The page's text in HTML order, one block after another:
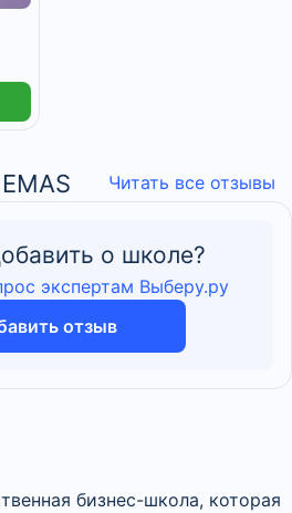
Читать все отзывы
о школе?
экспертам Выберу.ру
отзыв
бизнес-школа, которая